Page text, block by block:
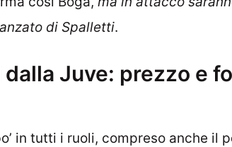
di Spalletti.
Juve: prezzo e
in tutti i ruoli, compreso anche il